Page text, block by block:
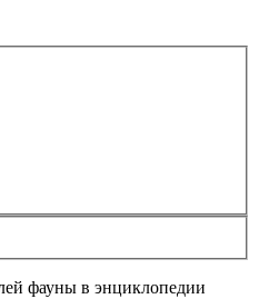
фауны в энциклопедии